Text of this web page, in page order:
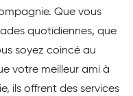
Que vous
quotidiennes, que
soyez coincé au
votre meilleur ami à
ils offrent des services